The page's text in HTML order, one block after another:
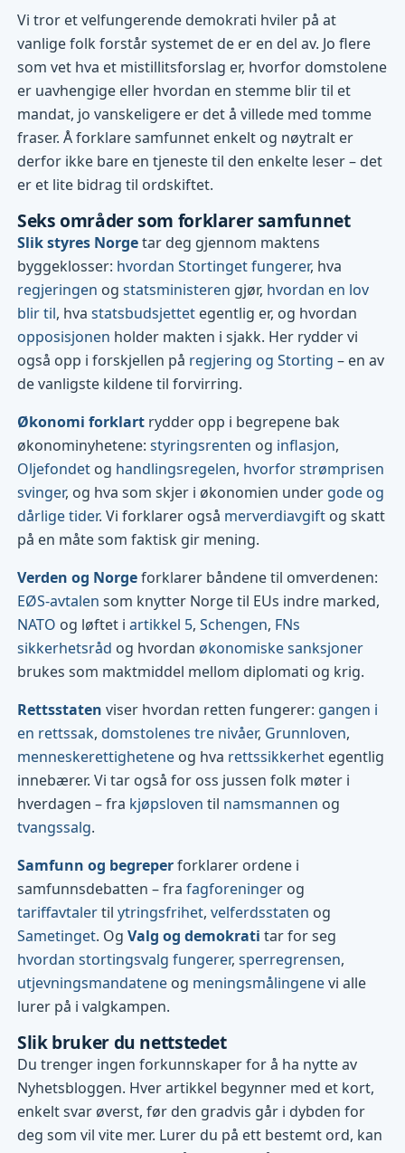
Vi tror et velfungerende demokrati hviler på at
vanlige folk forstår systemet de er en del av. Jo flere
som vet hva et mistillitsforslag er, hvorfor domstolene
er uavhengige eller hvordan en stemme blir til et
mandat, jo vanskeligere er det å villede med tomme
fraser. Å forklare samfunnet enkelt og nøytralt er
derfor ikke bare en tjeneste til den enkelte leser – det
er et lite bidrag til ordskiftet.
Seks områder som forklarer samfunnet
Slik styres Norgetar deg gjennom maktens
byggeklosser: hvordan Stortinget fungerer, hva
regjeringen ogstatsministeren gjør, hvordan en lov
blir til, hvastatsbudsjettet egentlig er, og hvordan
opposisjonen holder makten i sjakk. Her rydder vi
også opp i forskjellen på regjering og Storting – en av
de vanligste kildene til forvirring.
Økonomi forklart rydder opp i begrepene bak
økonominyhetene:styringsrenten og inflasjon,
Oljefondet og handlingsregelen, hvorfor strømprisen
svinger, og hva som skjer i økonomien under gode og
dårlige tider. Vi forklarer også merverdiavgift og skatt
på en måte som faktisk gir mening.
Verden og Norgeforklarer båndene til omverdenen:
EØS-avtalen som knytter Norge til EUs indre marked,
NATO og løftet iartikkel 5,Schengen, FNs
sikkerhetsråd og hvordan økonomiske sanksjoner
brukes som maktmiddel mellom diplomati og krig.
Rettsstaten viser hvordan retten fungerer: gangen i
en rettssak,domstolenes tre nivåer, Grunnloven,
menneskerettighetene og hva rettssikkerhet egentlig
innebærer. Vi tar også for oss jussen folk møter i
hverdagen – fra kjøpsloven til namsmannen og
tvangssalg.
Samfunn og begreperforklarer ordene i
samfunnsdebatten – frafagforeninger og
tariffavtalertilytringsfrihet,velferdsstaten og
Sametinget. OgValg og demokrati tar for seg
hvordan stortingsvalg fungerer,sperregrensen,
utjevningsmandatene og meningsmålingenevi alle
lurer på i valgkampen.
Slik bruker du nettstedet
Du trenger ingen forkunnskaper for å ha nytte av
Nyhetsbloggen. Hver artikkel begynner med et kort,
enkelt svar øverst, før den gradvis går i dybden for
deg som vil vite mer. Lurer du på ett bestemt ord, kan